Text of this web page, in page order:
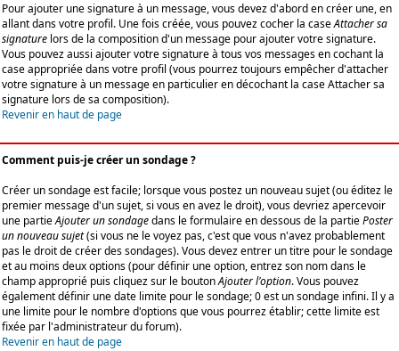
Pour ajouter une signature à un message, vous devez d'abord en créer une, en
allant dans votre profil. Une fois créée, vous pouvez cocher la caseAttacher sa
signature lors de la composition d'un message pour ajouter votre signature.
Vous pouvez aussi ajouter votre signature à tous vos messages en cochant la
case appropriée dans votre profil (vous pourrez toujours empêcher d'attacher
votre signature à un message en particulier en décochant la case Attacher sa
signature lors de sa composition).
Revenir en haut de page
Comment puis-je créer un sondage ?
Créer un sondage est facile; lorsque vous postez un nouveau sujet (ou éditez le
premier message d'un sujet, si vous en avez le droit), vous devriez apercevoir
une partieAjouter un sondagedans le formulaire en dessous de la partiePoster
un nouveau sujet(si vous ne le voyez pas, c'est que vous n'avez probablement
pas le droit de créer des sondages). Vous devez entrer un titre pour le sondage
et au moins deux options (pour définir une option, entrez son nom dans le
champ approprié puis cliquez sur le boutonAjouter l'option. Vous pouvez
également définir une date limite pour le sondage; 0 est un sondage infini. Il y a
une limite pour le nombre d'options que vous pourrez établir; cette limite est
fixée par l'administrateur du forum).
Revenir en haut de page